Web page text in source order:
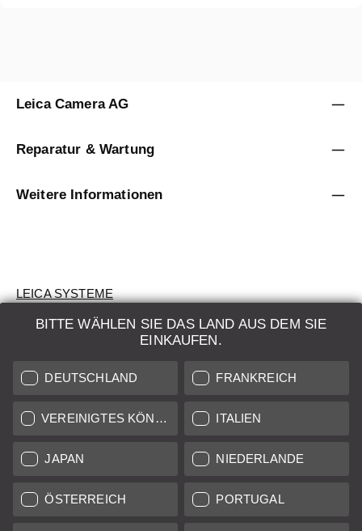
BITTE WÄHLEN SIE DAS LAND AUS DEM SIE
EINKAUFEN.
DEUTSCHLAND FRANKREICH
VEREINIGTES KÖNIGREICH ITALIEN
JAPAN NIEDERLANDE
ÖSTERREICH PORTUGAL
Leica Camera AG
Reparatur & Wartung
Weitere Informationen
LEICA SYSTEME
BEWERTUNG
AUKTION
BRAND NEW
LEICA STORES